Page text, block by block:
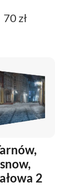
70 zł
snow,
2